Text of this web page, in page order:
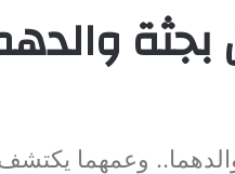
بجثة
وعمهما